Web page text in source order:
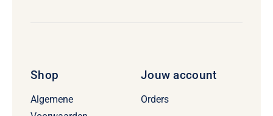
Shop
Algemene
Jouw account
Orders